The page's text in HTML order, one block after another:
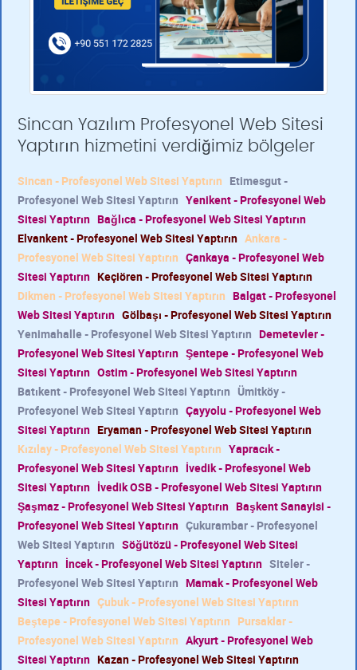
Sincan Yazılım Profesyonel Web Sitesi
Yaptırın hizmetini verdiğimiz bölgeler
Sincan - Profesyonel Web Sitesi Yaptırın Etimesgut -
Profesyonel Web Sitesi Yaptırın Yenikent - Profesyonel Web
Sitesi Yaptırın Bağlıca - Profesyonel Web Sitesi Yaptırın
Elvankent - Profesyonel Web Sitesi Yaptırın Ankara -
Profesyonel Web Sitesi Yaptırın Çankaya - Profesyonel Web
Sitesi Yaptırın Keçiören - Profesyonel Web Sitesi Yaptırın
Dikmen - Profesyonel Web Sitesi Yaptırın Balgat - Profesyonel
Web Sitesi Yaptırın Gölbaşı - Profesyonel Web Sitesi Yaptırın
Yenimahalle - Profesyonel Web Sitesi Yaptırın Demetevler -
Profesyonel Web Sitesi Yaptırın Şentepe - Profesyonel Web
Sitesi Yaptırın Ostim - Profesyonel Web Sitesi Yaptırın
Batıkent - Profesyonel Web Sitesi Yaptırın Ümitköy -
Profesyonel Web Sitesi Yaptırın Çayyolu - Profesyonel Web
Sitesi Yaptırın Eryaman - Profesyonel Web Sitesi Yaptırın
Kızılay - Profesyonel Web Sitesi Yaptırın Yapracık -
Profesyonel Web Sitesi Yaptırın İvedik - Profesyonel Web
Sitesi Yaptırın İvedik OSB - Profesyonel Web Sitesi Yaptırın
Şaşmaz - Profesyonel Web Sitesi Yaptırın Başkent Sanayisi -
Profesyonel Web Sitesi Yaptırın Çukurambar - Profesyonel
Web Sitesi Yaptırın Söğütözü - Profesyonel Web Sitesi
Yaptırın İncek - Profesyonel Web Sitesi Yaptırın Siteler -
Profesyonel Web Sitesi Yaptırın Mamak - Profesyonel Web
Sitesi Yaptırın Çubuk - Profesyonel Web Sitesi Yaptırın
Beştepe - Profesyonel Web Sitesi Yaptırın Pursaklar -
Profesyonel Web Sitesi Yaptırın Akyurt - Profesyonel Web
Sitesi Yaptırın Kazan - Profesyonel Web Sitesi Yaptırın